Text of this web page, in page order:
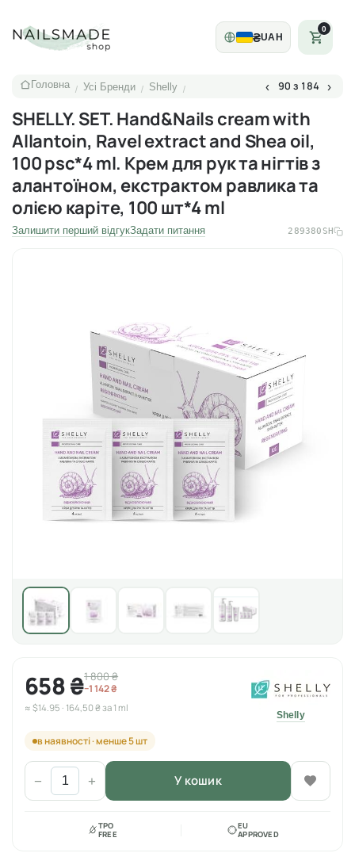
₴UAH
0
Головна / Усі Бренди / Shelly / ‹ 90 з 184 ›
SHELLY. SET. Hand&Nails cream with
Allantoin, Ravel extract and Shea oil,
100 psc*4 ml. Крем для рук та нігтів з
алантоїном, екстрактом равлика та
олією каріте, 100 шт*4 ml
Залишити перший відгукЗадати питання 289380SH
658 ₴1 800 ₴
−1 142 ₴
≈ $14.95 · 164,50 ₴ за 1 ml
Shelly
в наявності · менше 5 шт
− + У кошик
TPO
FREE
EU
APPROVED